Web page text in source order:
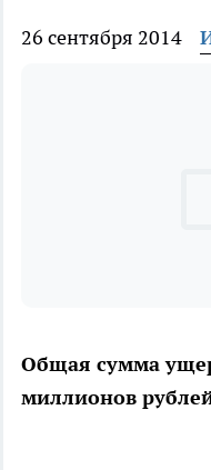
26 сентября 2014
Общая сумма
миллионов